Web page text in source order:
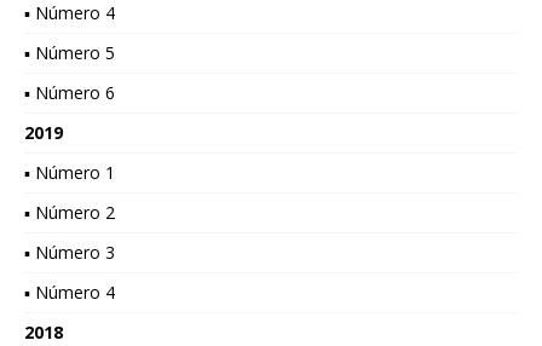
▪ Número 4
▪ Número 5
▪ Número 6
2019
▪ Número 1
▪ Número 2
▪ Número 3
▪ Número 4
2018